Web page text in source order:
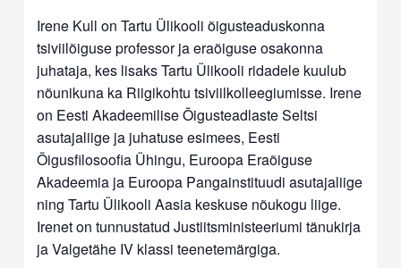
Irene Kull on Tartu Ülikooli õigusteaduskonna
tsiviilõiguse professor ja eraõiguse osakonna
juhataja, kes lisaks Tartu Ülikooli ridadele kuulub
nõunikuna ka Riigikohtu tsiviilkolleegiumisse. Irene
on Eesti Akadeemilise Õigusteadlaste Seltsi
asutajaliige ja juhatuse esimees, Eesti
Õigusfilosoofia Ühingu, Euroopa Eraõiguse
Akadeemia ja Euroopa Pangainstituudi asutajaliige
ning Tartu Ülikooli Aasia keskuse nõukogu liige.
Irenet on tunnustatud Justiitsministeeriumi tänukirja
ja Valgetähe IV klassi teenetemärgiga.